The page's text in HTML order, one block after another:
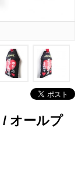
/ オールプ